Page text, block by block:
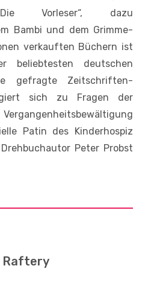
Vorleser“, dazu
Bambi und dem Grimme-
verkauften Büchern ist
beliebtesten deutschen
gefragte Zeitschriften-
sich zu Fragen der
Patin des Kinderhospiz
Peter Probst
Raftery